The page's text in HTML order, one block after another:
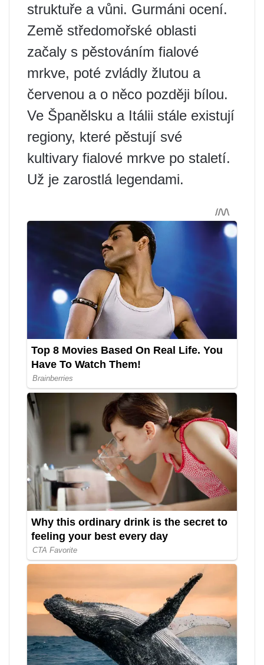
struktuře a vůni. Gurmáni ocení.
Země středomořské oblasti
začaly s pěstováním fialové
mrkve, poté zvládly žlutou a
červenou a o něco později bílou.
Ve Španělsku a Itálii stále existují
regiony, které pěstují své
kultivary fialové mrkve po staletí.
Už je zarostlá legendami.